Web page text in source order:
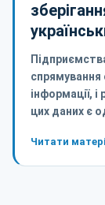
спрямування
інформації,
цих даних є
Читати